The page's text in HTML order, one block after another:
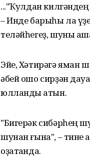
..."Ҡулдан
– Инде барыһы ла
теләйһегеҙ, шуны
Эйе, Хәтирәгә яман
әбей ошо сирҙән
юлланды ҡатын.
"Бигерәк сибәрһең
шунан ғына", – тине
оҙатҡанда.